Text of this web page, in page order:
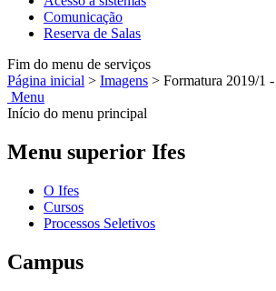
Comunicação
Reserva de Salas
Fim do menu de serviços
Página inicial > Imagens > Formatura 2019/1
Menu
Início do menu principal
Menu superior Ifes
O Ifes
Cursos
Processos Seletivos
Campus